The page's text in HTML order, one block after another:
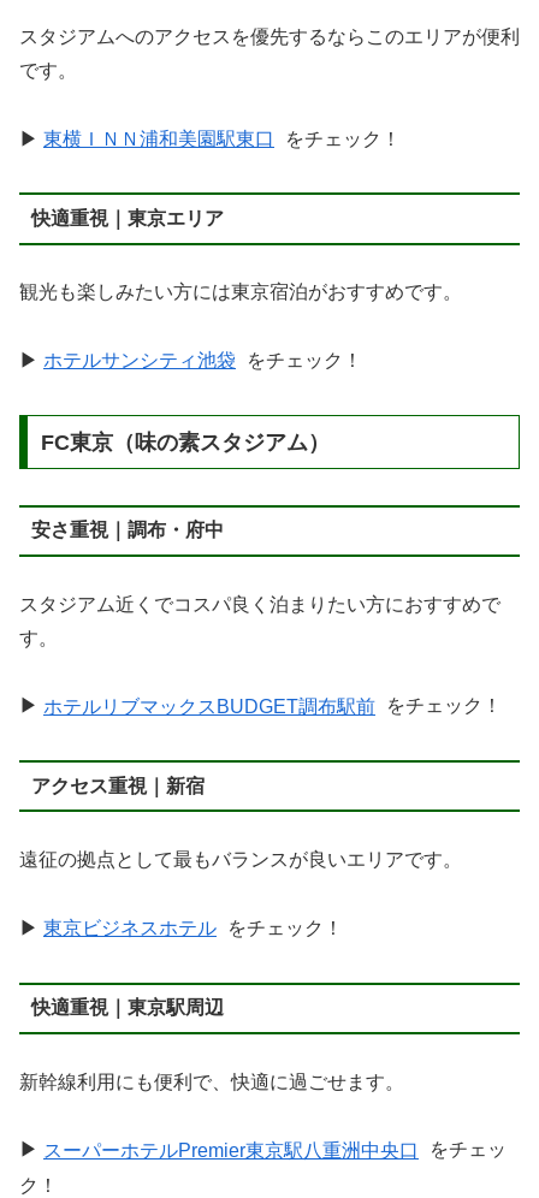
スタジアムへのアクセスを優先するならこのエリアが便利
です。
▶ 東横ＩＮＮ浦和美園駅東口 をチェック！
快適重視｜東京エリア
観光も楽しみたい方には東京宿泊がおすすめです。
▶ ホテルサンシティ池袋 をチェック！
FC東京（味の素スタジアム）
安さ重視｜調布・府中
スタジアム近くでコスパ良く泊まりたい方におすすめで
す。
▶ ホテルリブマックスBUDGET調布駅前 をチェック！
アクセス重視｜新宿
遠征の拠点として最もバランスが良いエリアです。
▶ 東京ビジネスホテル をチェック！
快適重視｜東京駅周辺
新幹線利用にも便利で、快適に過ごせます。
▶ スーパーホテルPremier東京駅八重洲中央口
をチェッ
ク！